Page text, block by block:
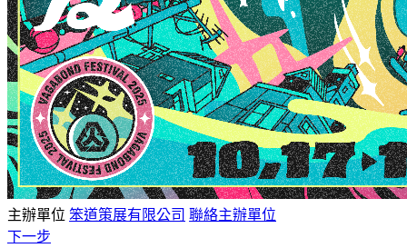
主辦單位 笨道策展有限公司 聯絡主辦單位
下一步